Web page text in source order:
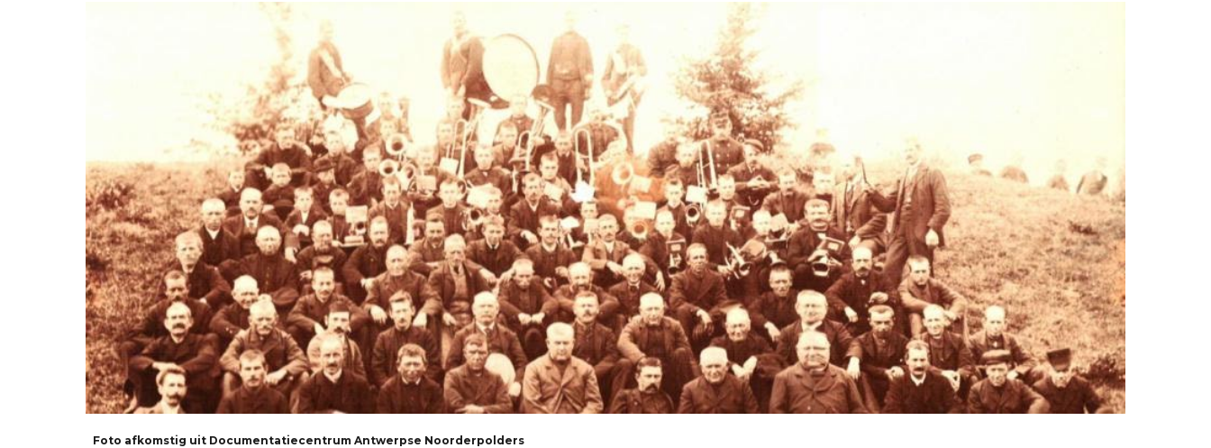
Foto afkomstig uit Documentatiecentrum Antwerpse Noorderpolders